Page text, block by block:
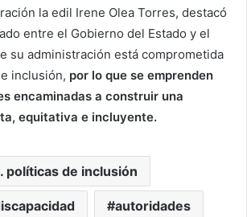
la edil Irene Olea Torres, destacó
entre el Gobierno del Estado y el
su administración está comprometida
inclusión, por lo que se emprenden
encaminadas a construir una
equitativa e incluyente.
. políticas de inclusión
autoridades